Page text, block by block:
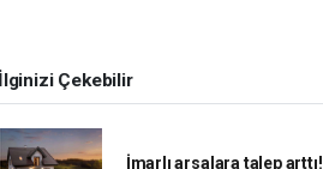
İlginizi Çekebilir
İmarlı arsalara talep arttı!